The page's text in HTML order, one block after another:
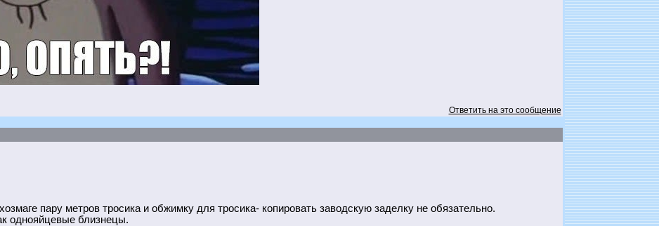
Ответить на это сообщение
пару метров тросика и обжимку для тросика- копировать заводскую заделку не обязательно.
однояйцевые близнецы.